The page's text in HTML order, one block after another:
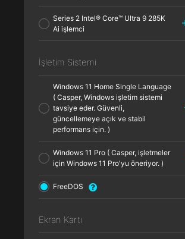
Series 2 Intel® Core™ Ultra 9 285K
Ai işlemci
İşletim Sistemi
Windows 11 Home Single Language
( Casper, Windows işletim sistemi
tavsiye eder. Güvenli,
güncellemeye açık ve stabil
performans için. )
Windows 11 Pro ( Casper, işletmeler
için Windows 11 Pro'yu öneriyor. )
FreeDOS
Ekran Kartı